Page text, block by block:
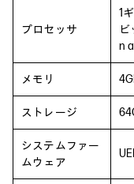
プロセッサ
1
n
メモリ
ストレージ
システムファー
ムウェア